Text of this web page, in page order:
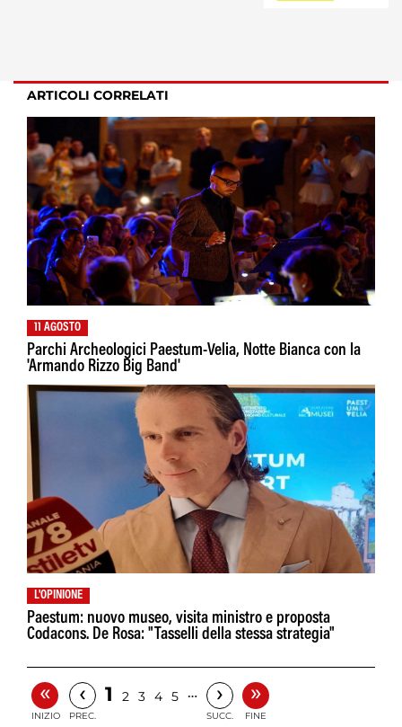
ARTICOLI CORRELATI
11 AGOSTO
Parchi Archeologici Paestum-Velia, Notte Bianca con la
'Armando Rizzo Big Band'
L'OPINIONE
Paestum: nuovo museo, visita ministro e proposta
Codacons. De Rosa: "Tasselli della stessa strategia"
«
INIZIO
‹
PREC.
1 2 3 4 5 … ›
SUCC.
»
FINE